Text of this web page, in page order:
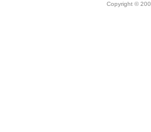
Copyright ©